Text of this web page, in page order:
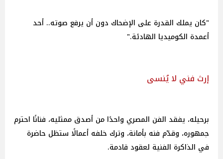
"كان يملك القدرة على الإضحاك دون أن يرفع صوته.. أحد
أعمدة الكوميديا الهادئة."
إرث فني لا يُنسى
برحيله، يفقد الفن المصري واحدًا من أصدق ممثليه، فنانًا احترم
جمهوره، وقدّم فنه بأمانة، وترك خلفه أعمالًا ستظل حاضرة
في الذاكرة الفنية لعقود قادمة.